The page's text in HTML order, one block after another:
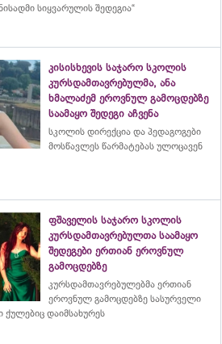
სიყვარულის შედეგია“
კისისხევის საჯარო სკოლის
კურსდამთავრებულმა, ანა
ხმალაძემ ეროვნულ გამოცდებზე
საამაყო შედეგი აჩვენა
სკოლის დირექცია და პედაგოგები
მოსწავლეს წარმატებას ულოცავენ
ფშაველის საჯარო სკოლის
კურსდამთავრებულთა საამაყო
შედეგები ერთიან ეროვნულ
გამოცდებზე
კურსდამთავრებულებმა ერთიან
ეროვნულ გამოცდებზე სასურველი
ქულებიც დაიმსახურეს